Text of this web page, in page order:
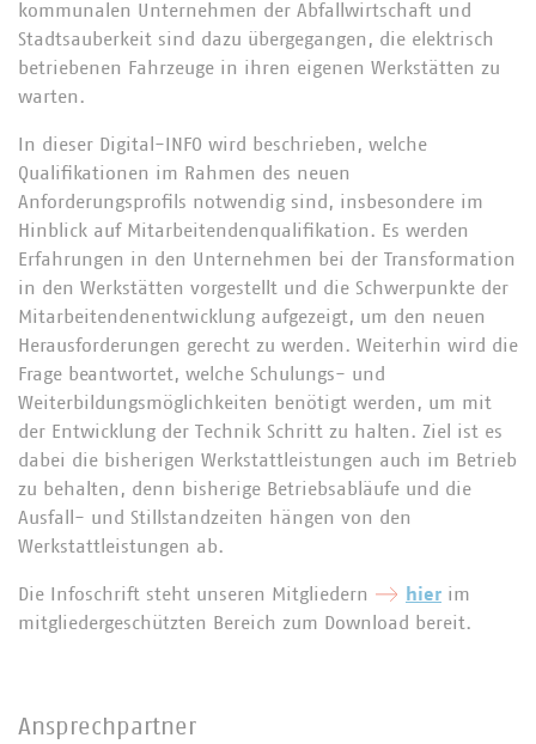
kommunalen Unternehmen der Abfallwirtschaft und
Stadtsauberkeit sind dazu übergegangen, die elektrisch
betriebenen Fahrzeuge in ihren eigenen Werkstätten zu
warten.
In dieser Digital-INFO wird beschrieben, welche
Qualifikationen im Rahmen des neuen
Anforderungsprofils notwendig sind, insbesondere im
Hinblick auf Mitarbeitendenqualifikation. Es werden
Erfahrungen in den Unternehmen bei der Transformation
in den Werkstätten vorgestellt und die Schwerpunkte der
Mitarbeitendenentwicklung aufgezeigt, um den neuen
Herausforderungen gerecht zu werden. Weiterhin wird die
Frage beantwortet, welche Schulungs- und
Weiterbildungsmöglichkeiten benötigt werden, um mit
der Entwicklung der Technik Schritt zu halten. Ziel ist es
dabei die bisherigen Werkstattleistungen auch im Betrieb
zu behalten, denn bisherige Betriebsabläufe und die
Ausfall- und Stillstandzeiten hängen von den
Werkstattleistungen ab.
Die Infoschrift steht unseren Mitgliedern hier im
mitgliedergeschützten Bereich zum Download bereit.
Ansprechpartner